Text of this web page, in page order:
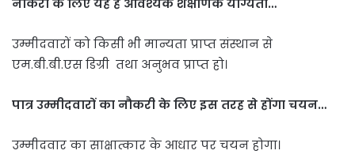
उम्मीदवारों को किसी भी मान्यता प्राप्त संस्थान से
एम.बी.बी.एस डिग्री तथा अनुभव प्राप्त हो।
पात्र उम्मीदवारों का नौकरी के लिए इस तरह से होंगा चयन…
उम्मीदवार का साक्षात्कार के आधार पर चयन होगा।